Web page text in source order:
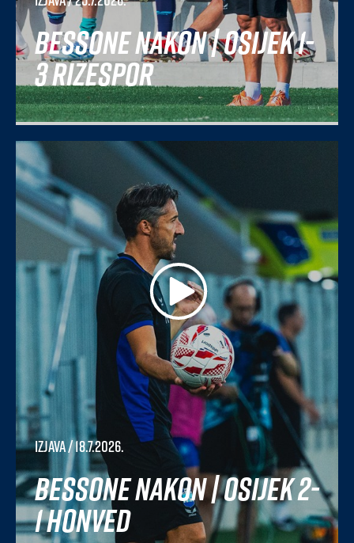
Bessone nakon | Osijek 1-
3 Rizespor
Izjava/ 18.7.2026.
Bessone nakon | Osijek 2-
1 Honved